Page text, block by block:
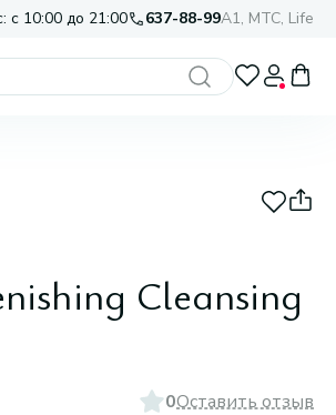
с 10:00 до 21:00 637-88-99A1, МТС, Life
Cleansing
0Оставить отзыв